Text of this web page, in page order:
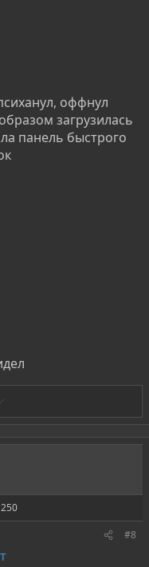
оффнул
загрузилась
панель быстрого
р
о
250
#8